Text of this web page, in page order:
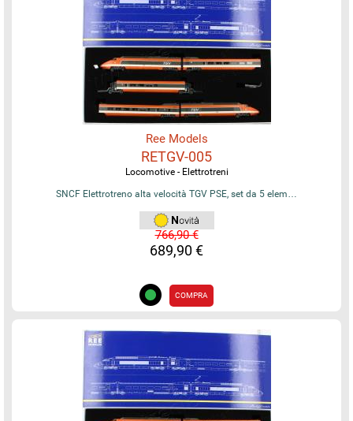
Ree Models
RETGV-005
Locomotive - Elettrotreni
SNCF Elettrotreno alta velocità TGV PSE, set da 5 elem…
766,90 €
689,90 €
COMPRA